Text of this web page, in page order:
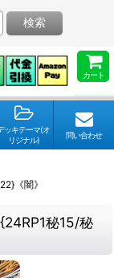
カート
検索
ッキテーマ(オ
リジナル)
問い合わせ
《闇》
秘15/秘